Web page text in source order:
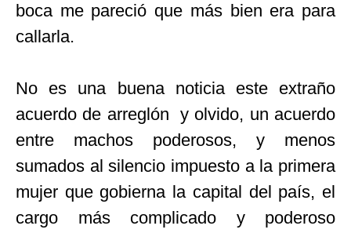
boca me pareció que más bien era para
callarla.
No es una buena noticia este extraño
acuerdo de arreglón y olvido, un acuerdo
entre machos poderosos, y menos
sumados al silencio impuesto a la primera
mujer que gobierna la capital del país, el
cargo más complicado y poderoso